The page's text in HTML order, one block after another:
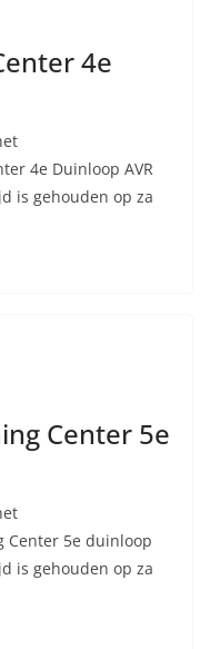
4e
4e Duinloop AVR
is gehouden op za
Center 5e
Center 5e duinloop
is gehouden op za